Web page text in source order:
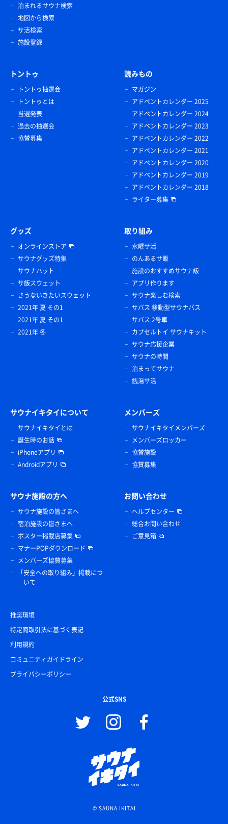
泊まれるサウナ検索
地図から検索
サ活検索
施設登録
トントゥ
トントゥ抽選会
トントゥとは
当選発表
過去の抽選会
協賛募集
読みもの
マガジン
アドベントカレンダー 2025
アドベントカレンダー 2024
アドベントカレンダー 2023
アドベントカレンダー 2022
アドベントカレンダー 2021
アドベントカレンダー 2020
アドベントカレンダー 2019
アドベントカレンダー 2018
ライター募集
グッズ
オンラインストア
サウナグッズ特集
サウナハット
サ飯スウェット
さうないきたいスウェット
2021年 夏 その1
2021年 夏 その1
2021年 冬
取り組み
水曜サ活
のんあるサ飯
施設のおすすめサウナ飯
アプリ作ります
サウナ楽しむ検索
サバス 移動型サウナバス
サバス 2号車
カプセルトイ サウナキット
サウナ応援企業
サウナの時間
泊まってサウナ
銭湯サ活
サウナイキタイについて
サウナイキタイとは
誕生時のお話
iPhoneアプリ
Androidアプリ
メンバーズ
サウナイキタイメンバーズ
メンバーズロッカー
協賛施設
協賛募集
サウナ施設の方へ
サウナ施設の皆さまへ
宿泊施設の皆さまへ
ポスター掲載店募集
マナーPOPダウンロード
メンバーズ協賛募集
「安全への取り組み」掲載につ
いて
お問い合わせ
ヘルプセンター
総合お問い合わせ
ご意見箱
推奨環境
特定商取引法に基づく表記
利用規約
コミュニティガイドライン
プライバシーポリシー
公式SNS
© SAUNA IKITAI